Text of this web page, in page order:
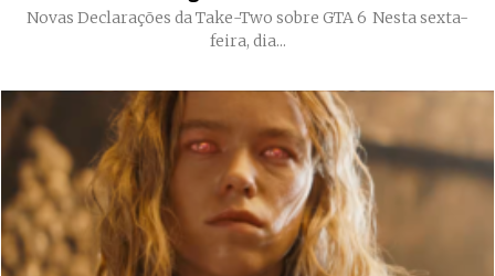
Novas Declarações da Take-Two sobre GTA 6 Nesta sexta-
feira, dia...